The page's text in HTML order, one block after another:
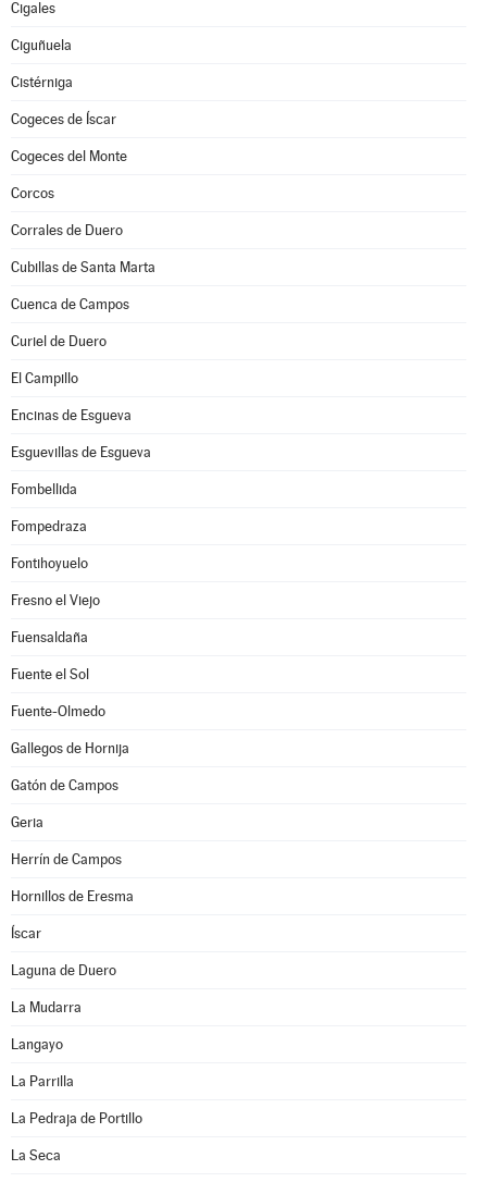
Cigales
Ciguñuela
Cistérniga
Cogeces de Íscar
Cogeces del Monte
Corcos
Corrales de Duero
Cubillas de Santa Marta
Cuenca de Campos
Curiel de Duero
El Campillo
Encinas de Esgueva
Esguevillas de Esgueva
Fombellida
Fompedraza
Fontihoyuelo
Fresno el Viejo
Fuensaldaña
Fuente el Sol
Fuente-Olmedo
Gallegos de Hornija
Gatón de Campos
Geria
Herrín de Campos
Hornillos de Eresma
Íscar
Laguna de Duero
La Mudarra
Langayo
La Parrilla
La Pedraja de Portillo
La Seca